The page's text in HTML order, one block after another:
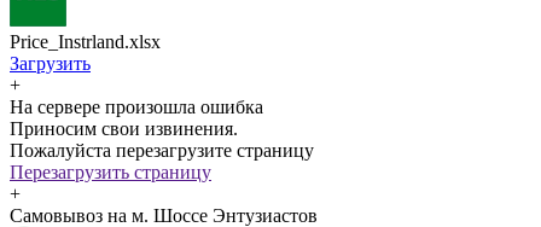
Price_Instrland.xlsx
Загрузить
+
На сервере произошла ошибка
Приносим свои извинения.
Пожалуйста перезагрузите страницу
Перезагрузить страницу
+
Самовывоз на м. Шоссе Энтузиастов